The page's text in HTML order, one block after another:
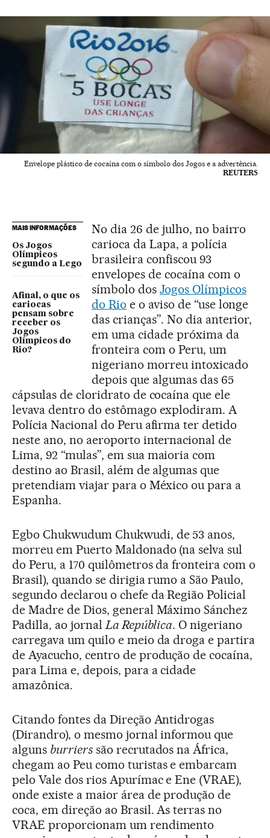
Envelope plástico de cocaína com o símbolo dos Jogos e a advertência.
REUTERS
MAIS INFORMAÇÕES
Os Jogos
Olímpicos
segundo a Lego
Afinal, o que os
cariocas
pensam sobre
receber os
Jogos
Olímpicos do
Rio?
No dia 26 de julho, no bairro
carioca da Lapa, a polícia
brasileira confiscou 93
envelopes de cocaína com o
símbolo dos Jogos Olímpicos
do Rio e o aviso de “use longe
das crianças”. No dia anterior,
em uma cidade próxima da
fronteira com o Peru, um
nigeriano morreu intoxicado
depois que algumas das 65
cápsulas de cloridrato de cocaína que ele
levava dentro do estômago explodiram. A
Polícia Nacional do Peru afirma ter detido
neste ano, no aeroporto internacional de
Lima, 92 “mulas”, em sua maioria com
destino ao Brasil, além de algumas que
pretendiam viajar para o México ou para a
Espanha.
Egbo Chukwudum Chukwudi, de 53 anos,
morreu em Puerto Maldonado (na selva sul
do Peru, a 170 quilômetros da fronteira com o
Brasil), quando se dirigia rumo a São Paulo,
segundo declarou o chefe da Região Policial
de Madre de Dios, general Máximo Sánchez
Padilla, ao jornal La República. O nigeriano
carregava um quilo e meio da droga e partira
de Ayacucho, centro de produção de cocaína,
para Lima e, depois, para a cidade
amazônica.
Citando fontes da Direção Antidrogas
(Dirandro), o mesmo jornal informou que
alguns burrierssão recrutados na África,
chegam ao Peu como turistas e embarcam
pelo Vale dos rios Apurímac e Ene (VRAE),
onde existe a maior área de produção de
coca, em direção ao Brasil. As terras no
VRAE proporcionam um rendimento